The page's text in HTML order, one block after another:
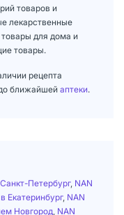
товаров и
лекарственные
для дома и
товары.
рецепта
ближайшей аптеки.
Петербург, NAN
Екатеринбург, NAN
Новгород NAN